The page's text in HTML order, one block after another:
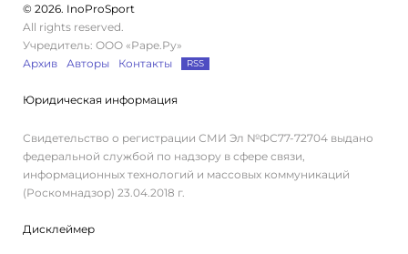
© 2026. InoProSport
All rights reserved.
Учредитель: ООО «Раре.Ру»
Архив
Авторы Контакты RSS
Юридическая информация
Свидетельство о регистрации СМИ Эл №ФС77-72704 выдано
федеральной службой по надзору в сфере связи,
информационных технологий и массовых коммуникаций
(Роскомнадзор) 23.04.2018 г.
Дисклеймер